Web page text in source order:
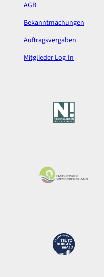
AGB
Bekanntmachungen
Auftragsvergaben
Mitglieder Log-In